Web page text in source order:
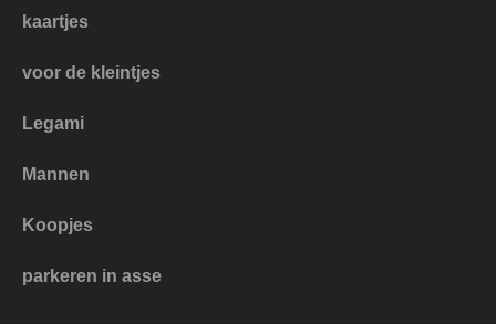
kaartjes
voor de kleintjes
Legami
Mannen
Koopjes
parkeren in asse